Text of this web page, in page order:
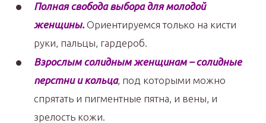
Полная свобода выбора для молодой
женщины. Ориентируемся только на кисти
руки, пальцы, гардероб.
Взрослым солидным женщинам – солидные
перстни и кольца, под которыми можно
спрятать и пигментные пятна, и вены, и
зрелость кожи.